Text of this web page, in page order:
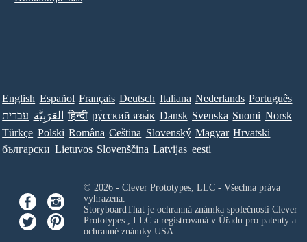
English Español Français Deutsch Italiana Nederlands Português
עברית العَرَبِيَّة हिन्दी ру́сский язы́к Dansk Svenska Suomi Norsk
Türkçe Polski Româna Ceština Slovenský Magyar Hrvatski
български Lietuvos Slovenščina Latvijas eesti
© 2026 - Clever Prototypes, LLC - Všechna práva
vyhrazena.
StoryboardThat je ochranná známka společnosti Clever
Prototypes , LLCa registrovaná v Úřadu pro patenty a
ochranné známky USA